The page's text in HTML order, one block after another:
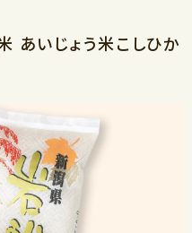
あいじょう米こしひか